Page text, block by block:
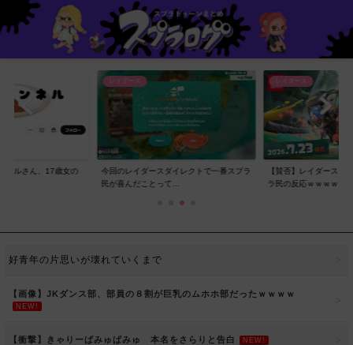
ネルさん、17歳女の
レイダース
今回のレイダースダイレクトで一番スプラ
民が喜んだことって...
レイダース
【賛否】レイダースダ
ラ民の反応ｗｗｗｗ...
好青年の片思いが壊れていくまで
【画像】JKダンス部、部員の８割が巨乳のムホホ部だったｗｗｗｗ
NEW!
【衝撃】きゃりーぱみゅぱみゅ 本名をさらりと告白 NEW!